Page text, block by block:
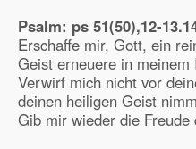
Psalm: ps 51(50),12-
Erschaffe mir, Gott, ein
Geist erneuere in meinem
Verwirf mich nicht vor
deinen heiligen Geist
Gib mir wieder die Freude